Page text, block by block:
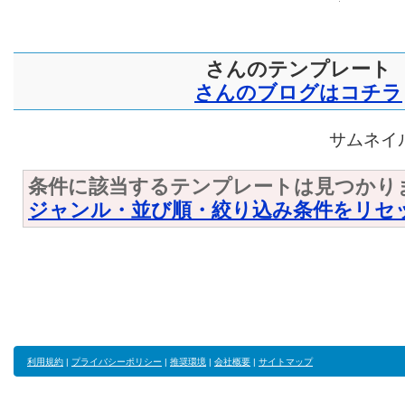
さんのテンプレート
さんのブログはコチラ
サムネイ
条件に該当するテンプレートは見つかり
ジャンル・並び順・絞り込み条件をリセ
利用規約 | プライバシーポリシー | 推奨環境 | 会社概要 | サイトマップ